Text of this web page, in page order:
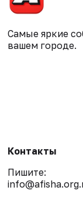
Самые яркие
вашем городе.
Контакты
Пишите: